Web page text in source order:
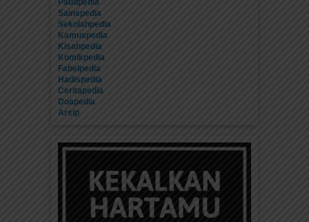
Paudpedia
Sainspedia
Sekolahpedia
Kamuspedia
Kisahpedia
Komikpedia
Fabelpedia
Hadispedia
Ceritapedia
Doapedia
Arsip